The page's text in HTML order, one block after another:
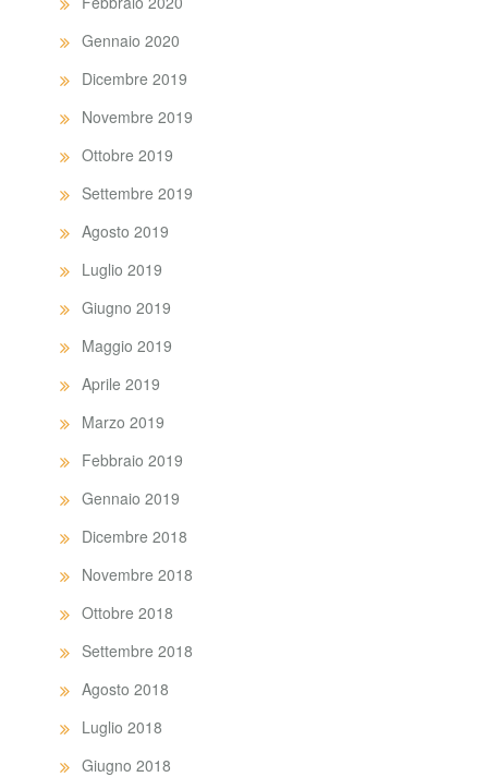
Gennaio 2020
Dicembre 2019
Novembre 2019
Ottobre 2019
Settembre 2019
Agosto 2019
Luglio 2019
Giugno 2019
Maggio 2019
Aprile 2019
Marzo 2019
Febbraio 2019
Gennaio 2019
Dicembre 2018
Novembre 2018
Ottobre 2018
Settembre 2018
Agosto 2018
Luglio 2018
Giugno 2018